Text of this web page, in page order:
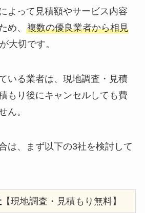
よって見積額やサービス内容
め、 複数の優良業者から相見
大切です。
いる業者は、現地調査・見積
もり後にキャンセルしても費
ん。
は、まず以下の3社を検討して
【現地調査・見積もり無料】